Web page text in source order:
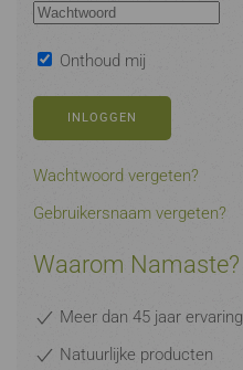
Onthoud mij
INLOGGEN
Wachtwoord vergeten?
Gebruikersnaam vergeten?
Waarom Namaste?
Meer dan 45 jaar ervaring
Natuurlijke producten